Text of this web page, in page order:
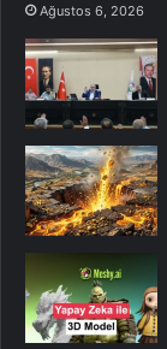
Ağustos 6, 2026